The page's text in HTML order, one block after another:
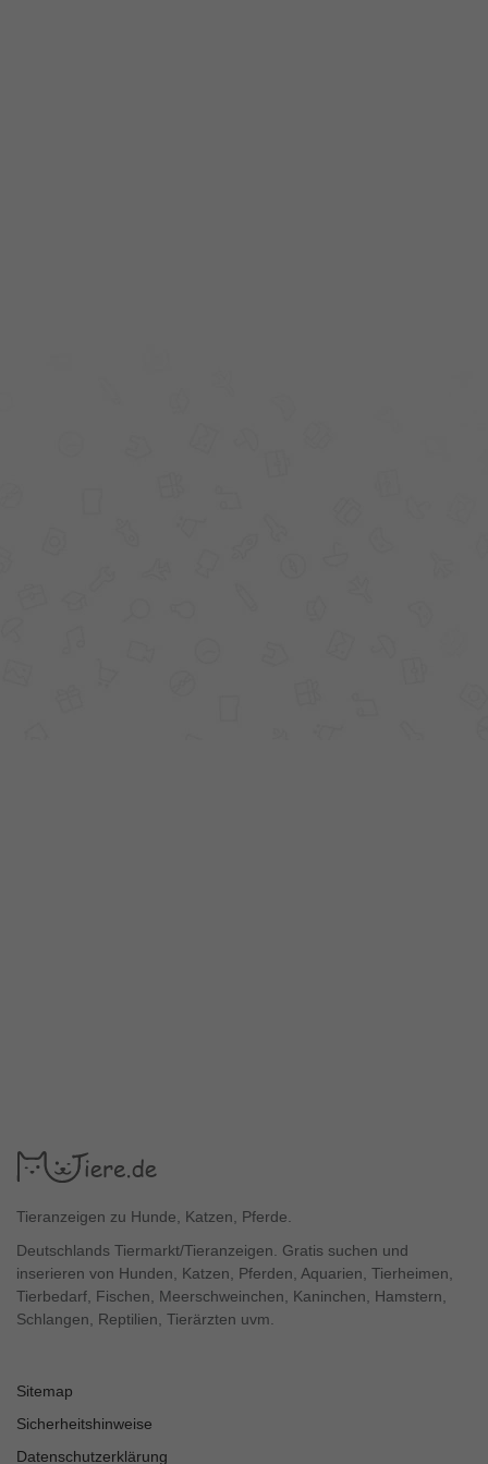
Tieranzeigen zu Hunde, Katzen, Pferde.
Deutschlands Tiermarkt/Tieranzeigen. Gratis suchen und
inserieren von Hunden, Katzen, Pferden, Aquarien, Tierheimen,
Tierbedarf, Fischen, Meerschweinchen, Kaninchen, Hamstern,
Schlangen, Reptilien, Tierärzten uvm.
Sitemap
Sicherheitshinweise
Datenschutzerklärung